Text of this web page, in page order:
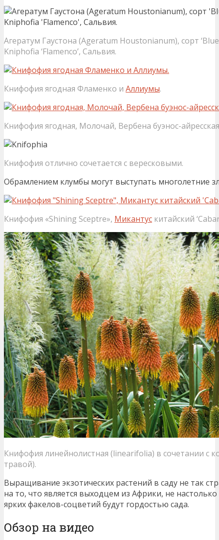
Агератум Гаустона (Ageratum Houstonianum), сорт
Kniphofia ‘Flamenco’, Сальвия.
Книфофия ягодная Фламенко и Аллиумы.
Книфофия ягодная, Молочай, Вербена буэнос-
Книфофия отлично сочетается с вересковыми.
Обрамлением клумбы могут выступать многолетние
Книфофия «Shining Sceptre», Микантус китайский
Книфофия линейнолистная (linearifolia) в сочетании с
травой).
Выращивание экзотических растений в саду не так
на то, что является выходцем из Африки, не
ярких факелов-соцветий будут гордостью сада.
Обзор на видео